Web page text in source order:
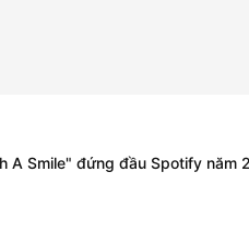
A Smile" đứng đầu Spotify năm